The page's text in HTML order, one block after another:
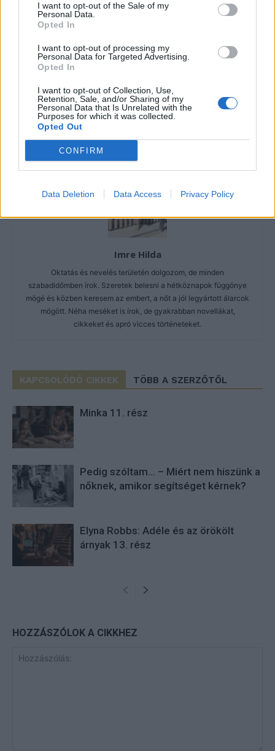
I want to opt-out of the Sale of my
Personal Data.
Opted In
I want to opt-out of processing my
Personal Data for Targeted Advertising.
Opted In
I want to opt-out of Collection, Use,
Retention, Sale, and/or Sharing of my
Personal Data that Is Unrelated with the
Purposes for which it was collected.
Opted Out
CONFIRM
Data Deletion Data Access Privacy Policy
Kép forrása: Pinterest
Imre Hilda
Oktatás és nevelés területén dolgozom, de minden
szabadidőmben írok. Szeretek belesni a hétköznapok függönye
mögé és közben keresem az embert, a nőt a jól legyártott álarcok
mögött. Néha meséket is írok, de gyakrabban novellákat,
cikkeket és apró vicces történeteket.
KAPCSOLÓDÓ CIKKEK TÖBB A SZERZŐTŐL
Minka 11. rész
Pedig szóltam… – Miért nem hiszünk a
nőknek, amikor segítséget kérnek?
Elyna Robbs: Adéle és az örökölt
árnyak 13. rész
HOZZÁSZÓLOK A CIKKHEZ